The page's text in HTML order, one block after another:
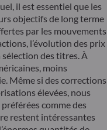
il est essentiel que les
objectifs de long terme
par les mouvements
l’évolution des prix
des titres. À
moins
Même si des corrections
élevées, nous
comme des
restent intéressantes